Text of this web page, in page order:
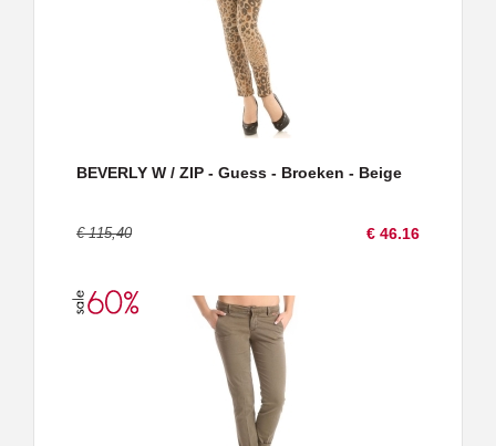
BEVERLY W / ZIP - Guess - Broeken - Beige
€ 115,40 € 46.16